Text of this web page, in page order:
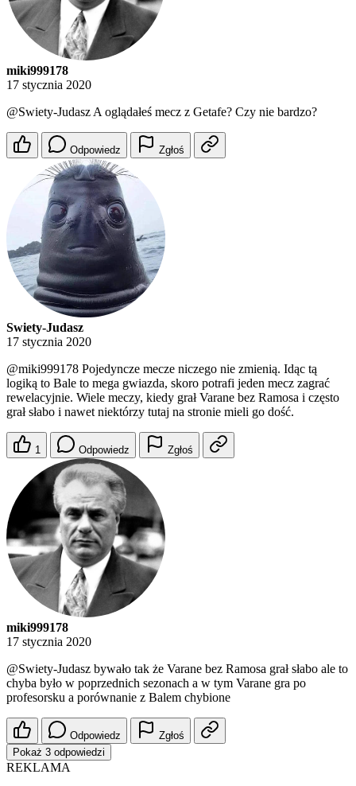
miki999178
17 stycznia 2020
@Swiety-Judasz A oglądałeś mecz z Getafe? Czy nie bardzo?
Odpowiedz Zgłoś
Swiety-Judasz
17 stycznia 2020
@miki999178 Pojedyncze mecze niczego nie zmienią. Idąc tą
logiką to Bale to mega gwiazda, skoro potrafi jeden mecz zagrać
rewelacyjnie. Wiele meczy, kiedy grał Varane bez Ramosa i często
grał słabo i nawet niektórzy tutaj na stronie mieli go dość.
1 Odpowiedz Zgłoś
miki999178
17 stycznia 2020
@Swiety-Judasz bywało tak że Varane bez Ramosa grał słabo ale to
chyba było w poprzednich sezonach a w tym Varane gra po
profesorsku a porównanie z Balem chybione
Odpowiedz
Zgłoś
Pokaż 3 odpowiedzi
REKLAMA